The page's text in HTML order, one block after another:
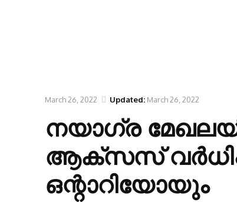
March 26, 2022 Updated: March 26, 2022
നയാഗ്ര
ആക്‌സസ്
ഒന്റാറിയോയും